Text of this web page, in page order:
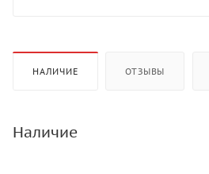
НАЛИЧИЕ ОТЗЫВЫ
Наличие